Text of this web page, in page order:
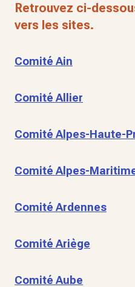
Retrouvez ci-
vers les sites.
Comité Ain
Comité Allier
Comité Alpes-Haute-
Comité Alpes-
Comité Ardennes
Comité Ariège
Comité Aube